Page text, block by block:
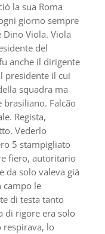
la sua Roma
giorno sempre
Dino Viola. Viola
del
anche il dirigente
presidente il cui
squadra ma
brasiliano. Falcão
Regista,
Vederlo
5 stampigliato
fiero, autoritario
da solo valeva già
campo le
di testa tanto
di rigore era solo
respirava, lo